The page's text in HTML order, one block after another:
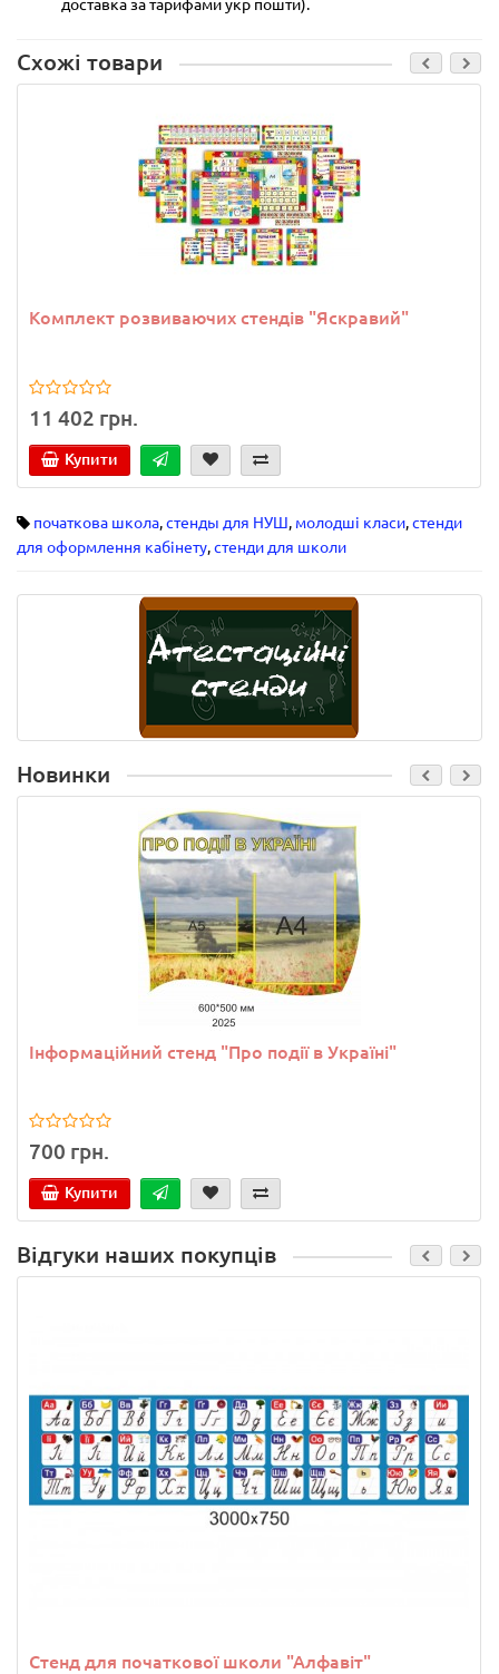
доставка за тарифами укр пошти).
Схожі товари
Комплект розвиваючих стендів "Яскравий"
11 402 грн.
Купити
початкова школа,стенды для НУШ, молодші класи,стенди
для оформлення кабінету,стенди для школи
Новинки
Інформаційний стенд "Про події в Україні"
700 грн.
Купити
Відгуки наших покупців
Стенд для початкової школи "Алфавіт"